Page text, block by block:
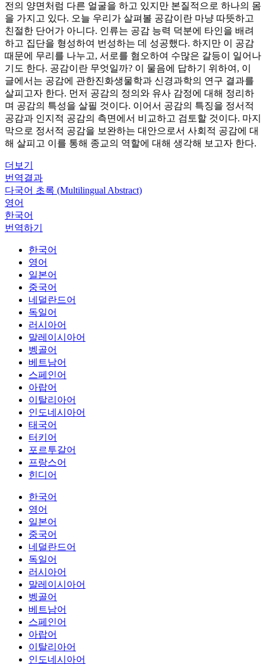
전의 양면처럼 다른 얼굴을 하고 있지만 본질적으로 하나의 몸
을 가지고 있다. 오늘 우리가 살펴볼 공감이란 마냥 따뜻하고
친절한 단어가 아니다. 인류는 공감 능력 덕분에 타인을 배려
하고 집단을 형성하여 번성하는 데 성공했다. 하지만 이 공감
때문에 무리를 나누고, 서로를 혐오하여 수많은 갈등이 일어나
기도 한다. 공감이란 무엇일까? 이 물음에 답하기 위하여, 이
글에서는 공감에 관한진화생물학과 신경과학의 연구 결과를
살피고자 한다. 먼저 공감의 정의와 유사 감정에 대해 정리하
며 공감의 특성을 살필 것이다. 이어서 공감의 특징을 정서적
공감과 인지적 공감의 측면에서 비교하고 검토할 것이다. 마지
막으로 정서적 공감을 보완하는 대안으로서 사회적 공감에 대
해 살피고 이를 통해 종교의 역할에 대해 생각해 보고자 한다.
더보기
번역결과
다국어 초록 (Multilingual Abstract)
영어
한국어
번역하기
한국어
영어
일본어
중국어
네덜란드어
독일어
러시아어
말레이시아어
벵골어
베트남어
스페인어
아랍어
이탈리아어
인도네시아어
태국어
터키어
포르투갈어
프랑스어
힌디어
한국어
영어
일본어
중국어
네덜란드어
독일어
러시아어
말레이시아어
벵골어
베트남어
스페인어
아랍어
이탈리아어
인도네시아어